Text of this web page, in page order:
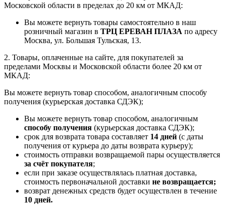
Московской области в пределах до 20 км от МКАД:
Вы можете вернуть товары самостоятельно в наш
розничный магазин в ТРЦ ЕРЕВАН ПЛАЗА по адресу
Москва, ул. Большая Тульская, 13.
2. Товары, оплаченные на сайте, для покупателей за
пределами Москвы и Московской области более 20 км от
МКАД:
Вы можете вернуть товар способом, аналогичным способу
получения (курьерская доставка СДЭК);
Вы можете вернуть товар способом, аналогичным
способу получения (курьерская доставка СДЭК);
срок для возврата товара составляет 14 дней (с даты
получения от курьера до даты возврата курьеру);
стоимость отправки возвращаемой пары осуществляется
за счёт покупателя;
если при заказе осуществлялась платная доставка,
стоимость первоначальной доставки не возвращается;
возврат денежных средств будет осуществлен в течение
10 дней.